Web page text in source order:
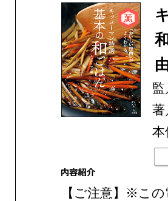
著
本
【ご注意】※こ